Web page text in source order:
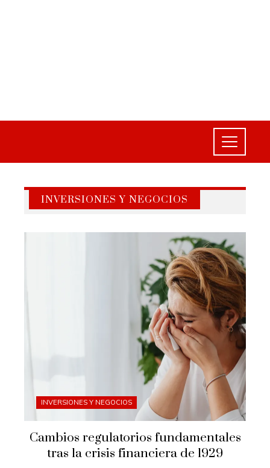
INVERSIONES Y NEGOCIOS
INVERSIONES Y NEGOCIOS
Cambios regulatorios fundamentales
tras la crisis financiera de 1929